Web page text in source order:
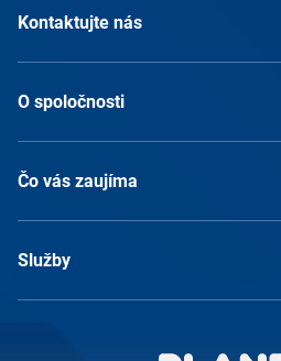
Kontaktujte nás
O spoločnosti
Čo vás zaujíma
Služby